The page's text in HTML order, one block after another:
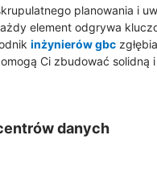
planowania i
element odgrywa
inżynierów gbc
Ci zbudować solidną i
danych